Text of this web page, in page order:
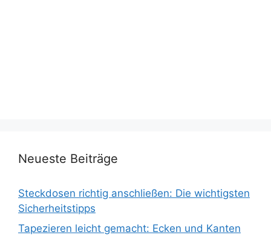
Neueste Beiträge
Steckdosen richtig anschließen: Die wichtigsten
Sicherheitstipps
Tapezieren leicht gemacht: Ecken und Kanten